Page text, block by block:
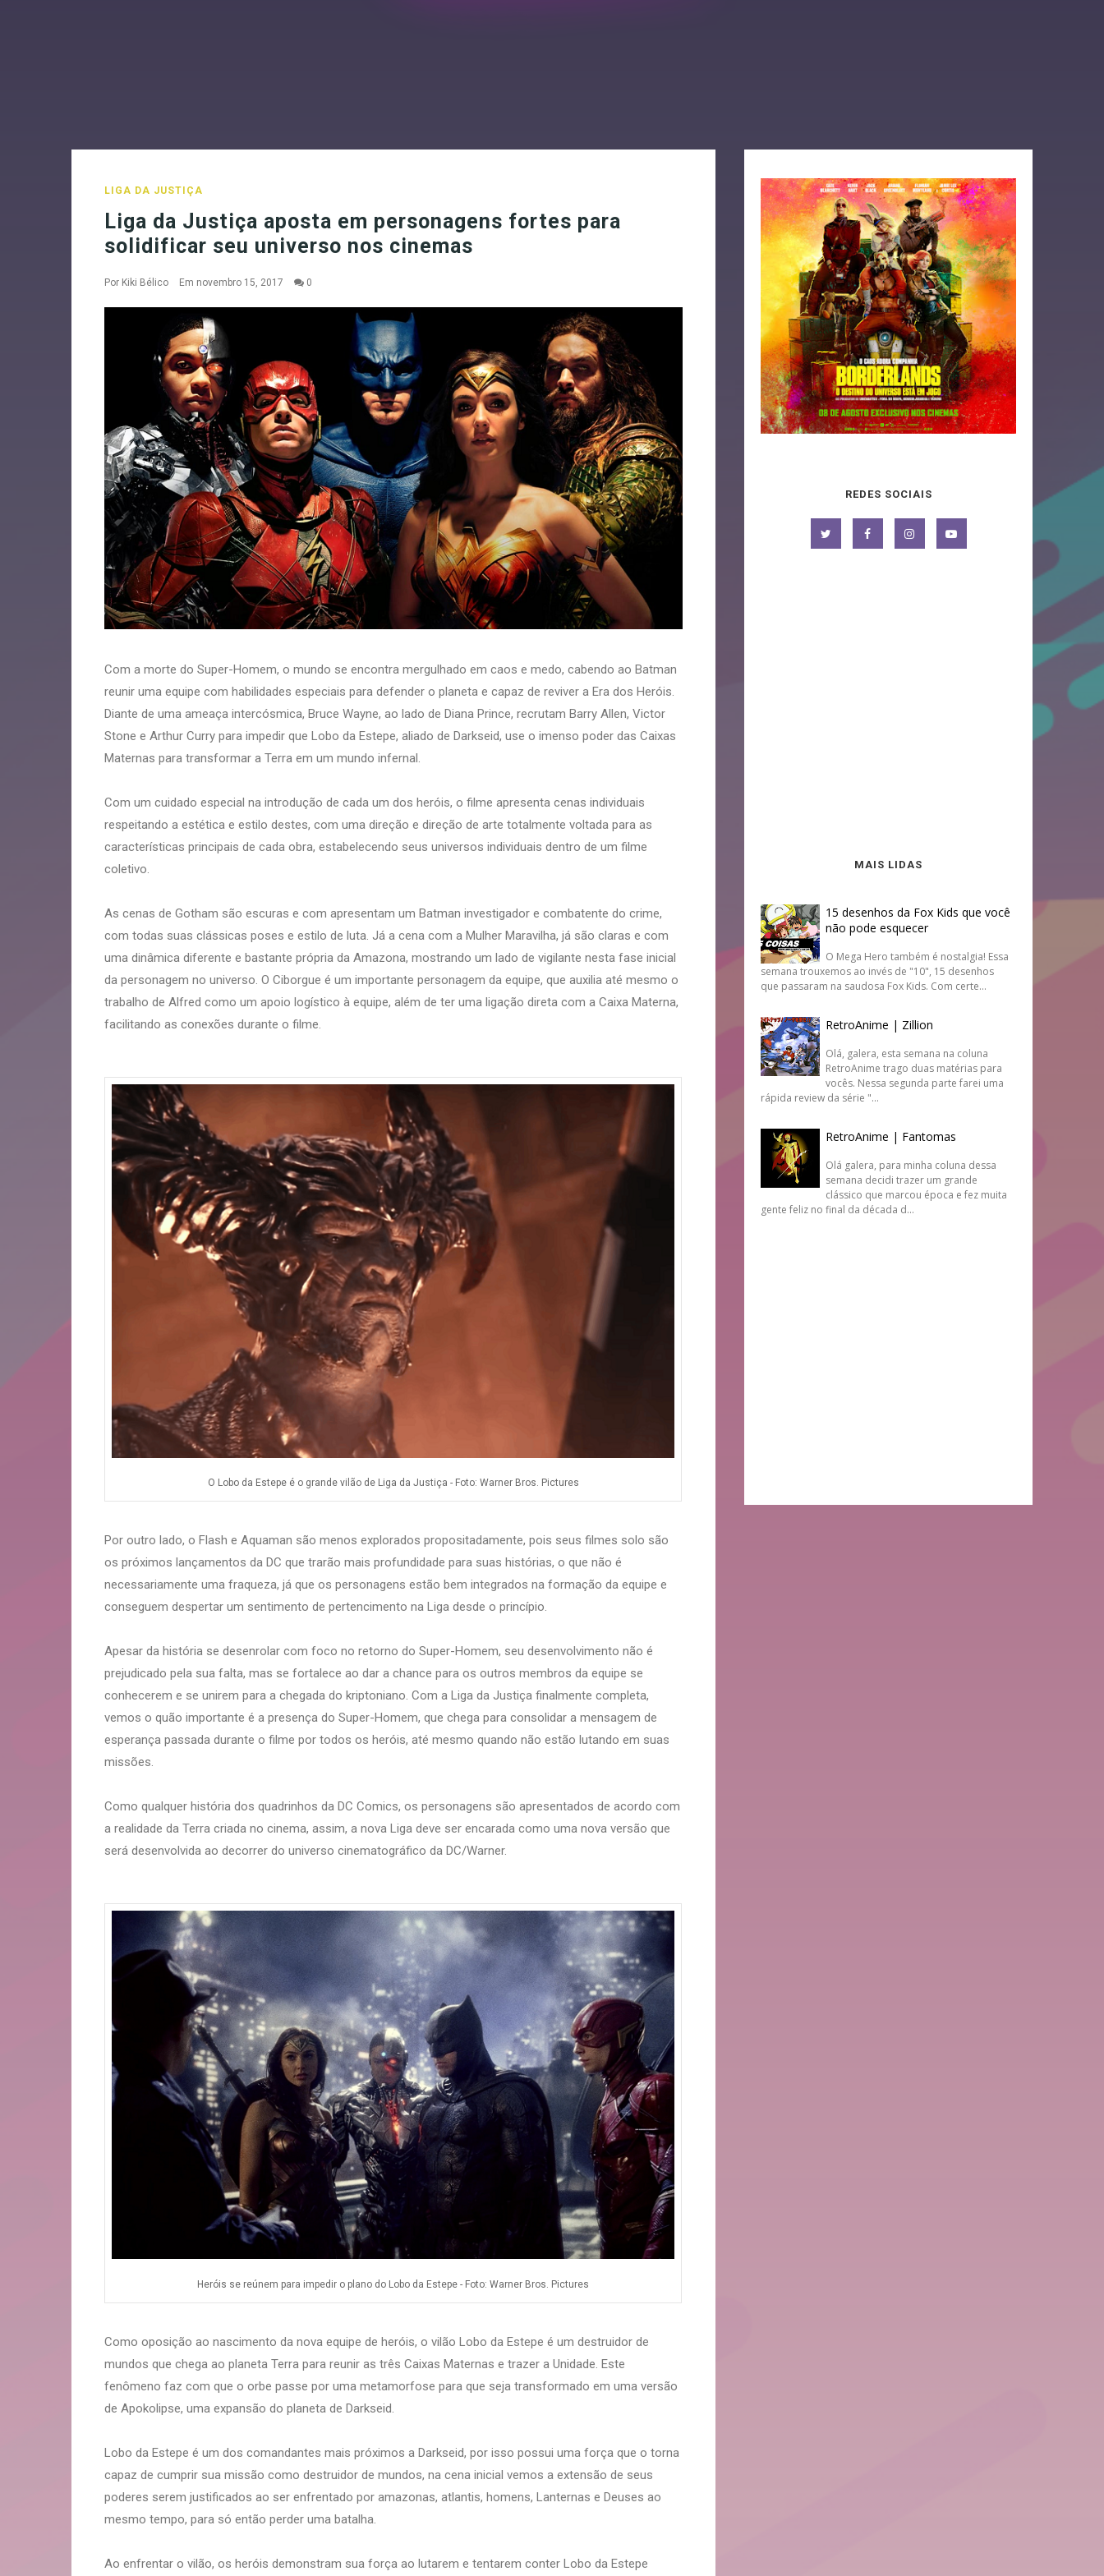
LIGA DA JUSTIÇA
Liga da Justiça aposta em personagens fortes para
solidificar seu universo nos cinemas
Por Kiki Bélico Em novembro 15, 2017 0
Com a morte do Super-Homem, o mundo se encontra mergulhado em caos e medo, cabendo ao Batman
reunir uma equipe com habilidades especiais para defender o planeta e capaz de reviver a Era dos Heróis.
Diante de uma ameaça intercósmica, Bruce Wayne, ao lado de Diana Prince, recrutam Barry Allen, Victor
Stone e Arthur Curry para impedir que Lobo da Estepe, aliado de Darkseid, use o imenso poder das Caixas
Maternas para transformar a Terra em um mundo infernal.
Com um cuidado especial na introdução de cada um dos heróis, o filme apresenta cenas individuais
respeitando a estética e estilo destes, com uma direção e direção de arte totalmente voltada para as
características principais de cada obra, estabelecendo seus universos individuais dentro de um filme
coletivo.
As cenas de Gotham são escuras e com apresentam um Batman investigador e combatente do crime,
com todas suas clássicas poses e estilo de luta. Já a cena com a Mulher Maravilha, já são claras e com
uma dinâmica diferente e bastante própria da Amazona, mostrando um lado de vigilante nesta fase inicial
da personagem no universo. O Ciborgue é um importante personagem da equipe, que auxilia até mesmo o
trabalho de Alfred como um apoio logístico à equipe, além de ter uma ligação direta com a Caixa Materna,
facilitando as conexões durante o filme.
O Lobo da Estepe é o grande vilão de Liga da Justiça - Foto: Warner Bros. Pictures
Por outro lado, o Flash e Aquaman são menos explorados propositadamente, pois seus filmes solo são
os próximos lançamentos da DC que trarão mais profundidade para suas histórias, o que não é
necessariamente uma fraqueza, já que os personagens estão bem integrados na formação da equipe e
conseguem despertar um sentimento de pertencimento na Liga desde o princípio.
Apesar da história se desenrolar com foco no retorno do Super-Homem, seu desenvolvimento não é
prejudicado pela sua falta, mas se fortalece ao dar a chance para os outros membros da equipe se
conhecerem e se unirem para a chegada do kriptoniano. Com a Liga da Justiça finalmente completa,
vemos o quão importante é a presença do Super-Homem, que chega para consolidar a mensagem de
esperança passada durante o filme por todos os heróis, até mesmo quando não estão lutando em suas
missões.
Como qualquer história dos quadrinhos da DC Comics, os personagens são apresentados de acordo com
a realidade da Terra criada no cinema, assim, a nova Liga deve ser encarada como uma nova versão que
será desenvolvida ao decorrer do universo cinematográfico da DC/Warner.
Heróis se reúnem para impedir o plano do Lobo da Estepe - Foto: Warner Bros. Pictures
Como oposição ao nascimento da nova equipe de heróis, o vilão Lobo da Estepe é um destruidor de
mundos que chega ao planeta Terra para reunir as três Caixas Maternas e trazer a Unidade. Este
fenômeno faz com que o orbe passe por uma metamorfose para que seja transformado em uma versão
de Apokolipse, uma expansão do planeta de Darkseid.
Lobo da Estepe é um dos comandantes mais próximos a Darkseid, por isso possui uma força que o torna
capaz de cumprir sua missão como destruidor de mundos, na cena inicial vemos a extensão de seus
poderes serem justificados ao ser enfrentado por amazonas, atlantis, homens, Lanternas e Deuses ao
mesmo tempo, para só então perder uma batalha.
Ao enfrentar o vilão, os heróis demonstram sua força ao lutarem e tentarem conter Lobo da Estepe
REDES SOCIAIS
MAIS LIDAS
15 desenhos da Fox Kids que você
não pode esquecer
O Mega Hero também é nostalgia! Essa
semana trouxemos ao invés de "10", 15 desenhos
que passaram na saudosa Fox Kids. Com certe...
RetroAnime | Zillion
Olá, galera, esta semana na coluna
RetroAnime trago duas matérias para
vocês. Nessa segunda parte farei uma
rápida review da série "...
RetroAnime | Fantomas
Olá galera, para minha coluna dessa
semana decidi trazer um grande
clássico que marcou época e fez muita
gente feliz no final da década d...